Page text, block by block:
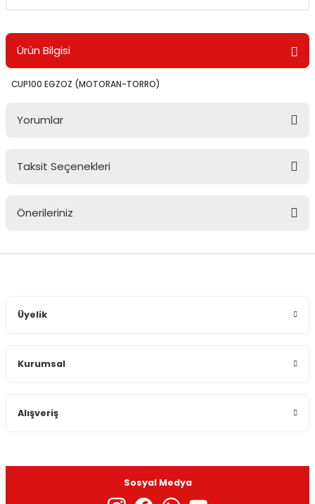
Ürün Bilgisi
CUP100 EGZOZ (MOTORAN-TORRO)
Yorumlar
Taksit Seçenekleri
Önerileriniz
Ürün bilgilerinde hatalar bulunuyor.
Gönder
Üyelik
Kurumsal
Alışveriş
Sosyal Medya